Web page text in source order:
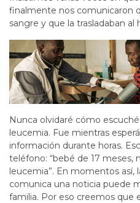
finalmente nos comunicaron
sangre y que la trasladaban al
Nunca olvidaré cómo
leucemia. Fue mientras
información durante horas.
teléfono: “bebé de 17 meses,
leucemia”. En momentos así,
comunica una noticia puede
familia. Por eso creemos que